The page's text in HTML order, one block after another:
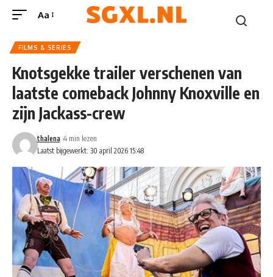
Aa
FILMS & SERIES
Knotsgekke trailer verschenen van
laatste comeback Johnny Knoxville en
zijn Jackass-crew
Laatst bijgewerkt: 30 april 2026 15:48
thalena 4 min lezen